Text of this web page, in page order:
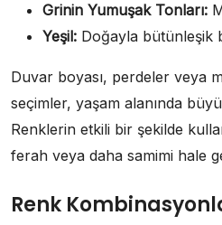
Grinin Yumuşak Tonları:
Yeşil: Doğayla bütünleşik
Duvar boyası, perdeler veya
seçimler, yaşam alanında
Renklerin etkili bir şekilde
ferah veya daha samimi hale
Renk